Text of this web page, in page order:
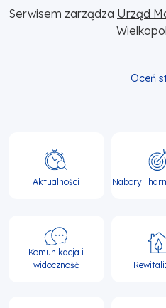
Serwisem zarządza Urząd
Oceń
Główna
nawigacja
Aktualności Nabory i
Komunikacja i
widoczność